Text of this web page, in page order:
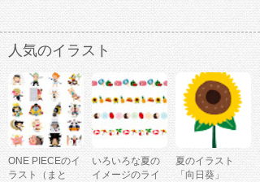
人気のイラスト
ONE PIECEのイ
ラスト（まと
いろいろな夏の
イメージのライ
夏のイラスト
「向日葵」